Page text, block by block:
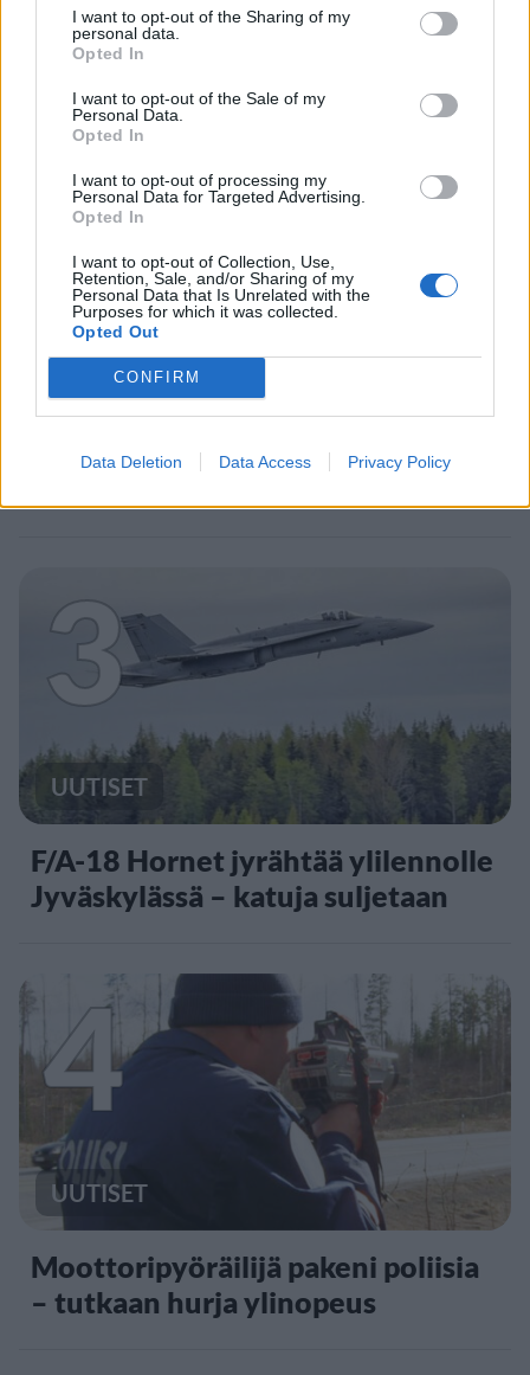
I want to opt-out of the Sharing of my
personal data.
Opted In
I want to opt-out of the Sale of my
Personal Data.
Opted In
I want to opt-out of processing my
Personal Data for Targeted Advertising.
Opted In
I want to opt-out of Collection, Use,
Retention, Sale, and/or Sharing of my
Personal Data that Is Unrelated with the
Purposes for which it was collected.
Opted Out
CONFIRM
Data Deletion Data Access Privacy Policy
Maailman eniten matkustaneet
valitsivat suosikkikohteensa –
yllättävä voittaja
2
UUTISET
Kela voi leikata tukia
3
UUTISET
F/A-18 Hornet jyrähtää ylilennolle
Jyväskylässä – katuja suljetaan
4
UUTISET
Moottoripyöräilijä pakeni poliisia
– tutkaan hurja ylinopeus